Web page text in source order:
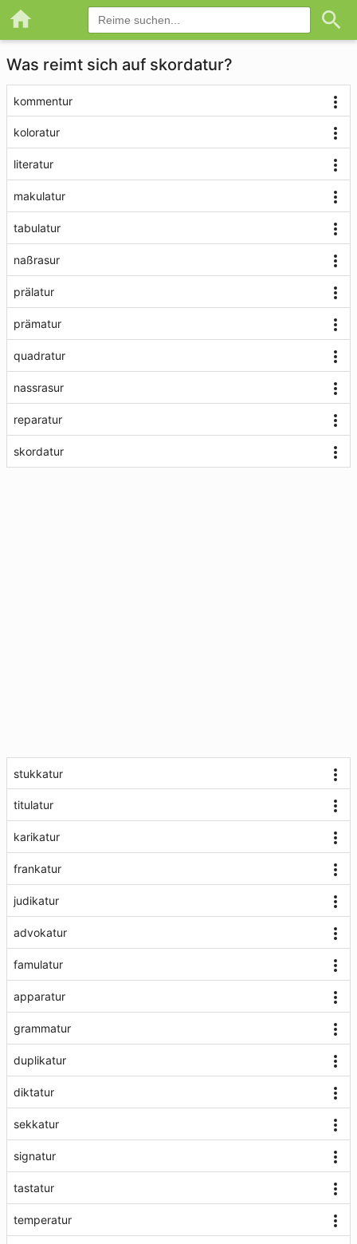
Was reimt sich auf skordatur?
kommentur
koloratur
literatur
makulatur
tabulatur
naßrasur
prälatur
prämatur
quadratur
nassrasur
reparatur
skordatur
stukkatur
titulatur
karikatur
frankatur
judikatur
advokatur
famulatur
apparatur
grammatur
duplikatur
diktatur
sekkatur
signatur
tastatur
temperatur